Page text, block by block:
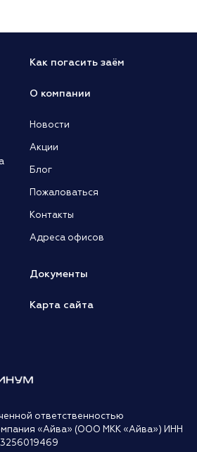
Как погасить заём
О компании
Новости
Акции
Блог
Пожаловаться
Контакты
Адреса офисов
Документы
Карта сайта
ответственностью
«Айва» (ООО МКК «Айва») ИНН